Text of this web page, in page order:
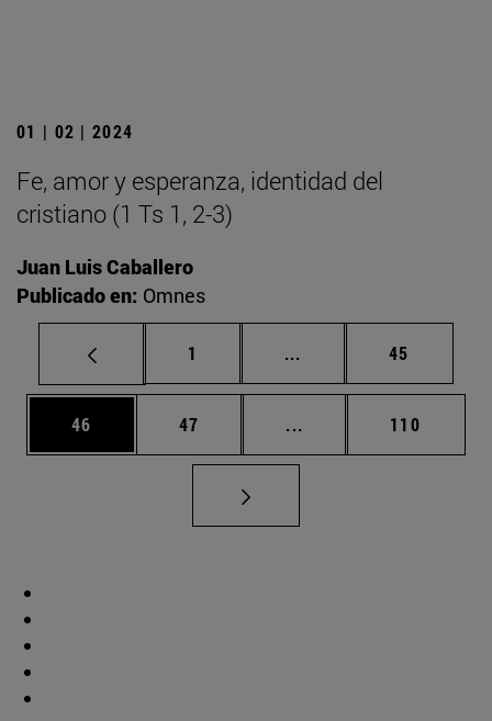
01 | 02 | 2024
Fe, amor y esperanza, identidad del
cristiano (1 Ts 1, 2-3)
Juan Luis Caballero
Publicado en: Omnes
Página
1 ... Páginas intermedias
Página
45
Página
46 Página
47 ... Páginas intermedias
Página
110